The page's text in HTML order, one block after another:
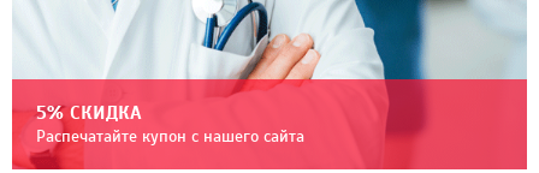
5% СКИДКА
Распечатайте купон с нашего сайта